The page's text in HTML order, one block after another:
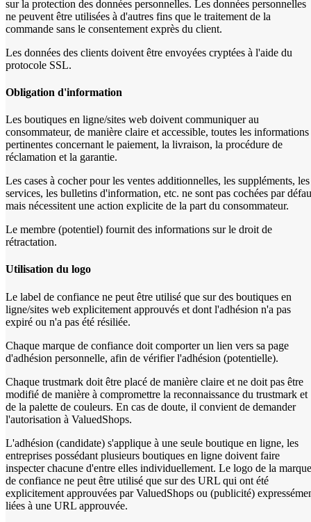
sur la protection des données personnelles. Les données personnelles
ne peuvent être utilisées à d'autres fins que le traitement de la
commande sans le consentement exprès du client.
Les données des clients doivent être envoyées cryptées à l'aide du
protocole SSL.
Obligation d'information
Les boutiques en ligne/sites web doivent communiquer au
consommateur, de manière claire et accessible, toutes les informations
pertinentes concernant le paiement, la livraison, la procédure de
réclamation et la garantie.
Les cases à cocher pour les ventes additionnelles, les suppléments, les
services, les bulletins d'information, etc. ne sont pas cochées par
mais nécessitent une action explicite de la part du consommateur.
Le membre (potentiel) fournit des informations sur le droit de
rétractation.
Utilisation du logo
Le label de confiance ne peut être utilisé que sur des boutiques en
ligne/sites web explicitement approuvés et dont l'adhésion n'a pas
expiré ou n'a pas été résiliée.
Chaque marque de confiance doit comporter un lien vers sa page
d'adhésion personnelle, afin de vérifier l'adhésion (potentielle).
Chaque trustmark doit être placé de manière claire et ne doit pas être
modifié de manière à compromettre la reconnaissance du trustmark et
de la palette de couleurs. En cas de doute, il convient de demander
l'autorisation à ValuedShops.
L'adhésion (candidate) s'applique à une seule boutique en ligne, les
entreprises possédant plusieurs boutiques en ligne doivent faire
inspecter chacune d'entre elles individuellement. Le logo de la marque
de confiance ne peut être utilisé que sur des URL qui ont été
explicitement approuvées par ValuedShops ou (publicité)
liées à une URL approuvée.